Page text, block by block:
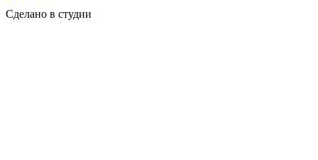
Сделано в студии